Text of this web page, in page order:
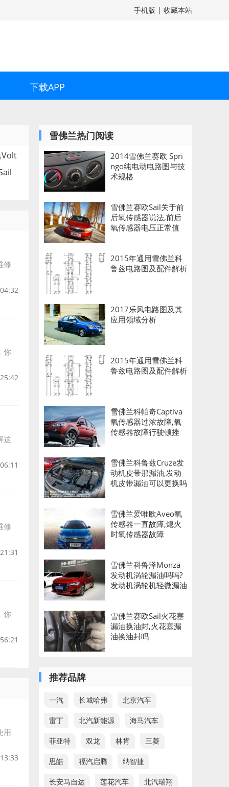
手机版 | 收藏本站
下载APP
Volt
修
你
这
修
你
用
雪佛兰热门阅读
2014雪佛兰赛欧 Spri
ngo纯电动电路图与技
术规格
雪佛兰赛欧Sail关于前
后氧传感器说法,前后
氧传感器电压正常值
2015年通用雪佛兰科
鲁兹电路图及配件解析
2017乐风电路图及其
应用领域分析
2015年通用雪佛兰科
鲁兹电路图及配件解析
雪佛兰科帕奇Captiva
氧传感器过浓故障,氧
传感器故障行驶顿挫
雪佛兰科鲁兹Cruze发
动机皮带那漏油,发动
机皮带漏油可以更换吗
雪佛兰爱唯欧Aveo氧
传感器一直故障,熄火
时氧传感器故障
雪佛兰科鲁泽Monza
发动机涡轮漏油吗吗?
发动机涡轮机轻微漏油
雪佛兰赛欧Sail火花塞
漏油换油封,火花塞漏
油换油封吗
推荐品牌
一汽 长城哈弗 北京汽车
雷丁 北汽新能源 海马汽车
菲亚特 双龙 林肯 三菱
思皓 福汽启腾 纳智捷
长安马自达 莲花汽车 北汽瑞翔